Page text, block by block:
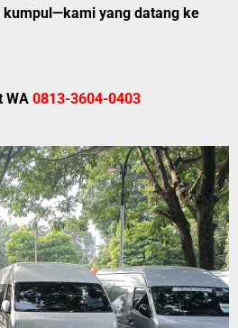
yang datang ke
WA 0813-3604-0403